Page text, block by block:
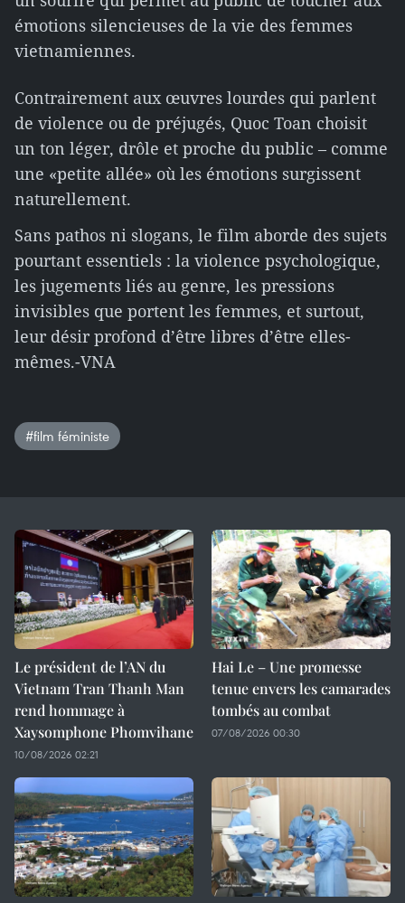
émotions silencieuses de la vie des femmes
vietnamiennes.
Contrairement aux œuvres lourdes qui parlent
de violence ou de préjugés, Quoc Toan choisit
un ton léger, drôle et proche du public – comme
une «petite allée» où les émotions surgissent
naturellement.
Sans pathos ni slogans, le film aborde des sujets
pourtant essentiels : la violence psychologique,
les jugements liés au genre, les pressions
invisibles que portent les femmes, et surtout,
leur désir profond d’être libres d’être elles-
mêmes.-VNA
#film féministe
Le président de l’AN du
Vietnam Tran Thanh Man
rend hommage à
Xaysomphone Phomvihane
10/08/2026 02:21
Hai Le – Une promesse
tenue envers les camarades
tombés au combat
07/08/2026 00:30